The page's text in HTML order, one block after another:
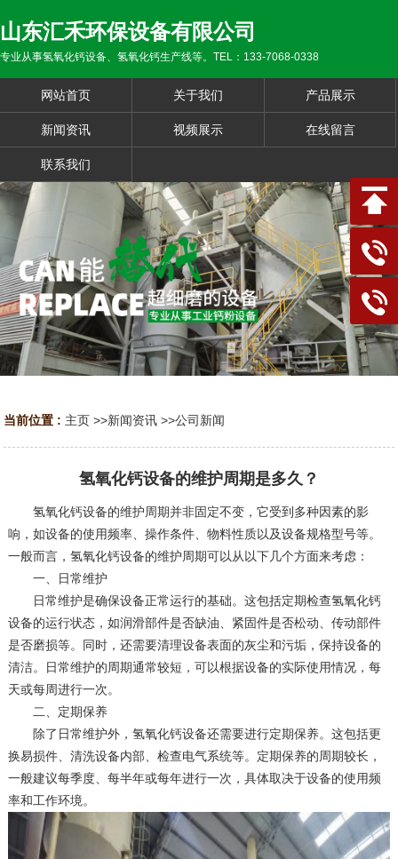
山东汇禾环保设备有限公司
专业从事氢氧化钙设备、氢氧化钙生产线等。TEL：133-7068-0338
网站首页 关于我们 产品展示
新闻资讯 视频展示 在线留言
联系我们
当前位置 : 主页 >>新闻资讯 >>公司新闻
氢氧化钙设备的维护周期是多久？
氢氧化钙设备的维护周期并非固定不变，它受到多种因素的影
响，如设备的使用频率、操作条件、物料性质以及设备规格型号等。
一般而言，氢氧化钙设备的维护周期可以从以下几个方面来考虑：
一、日常维护
日常维护是确保设备正常运行的基础。这包括定期检查氢氧化钙
设备的运行状态，如润滑部件是否缺油、紧固件是否松动、传动部件
是否磨损等。同时，还需要清理设备表面的灰尘和污垢，保持设备的
清洁。日常维护的周期通常较短，可以根据设备的实际使用情况，每
天或每周进行一次。
二、定期保养
除了日常维护外，氢氧化钙设备还需要进行定期保养。这包括更
换易损件、清洗设备内部、检查电气系统等。定期保养的周期较长，
一般建议每季度、每半年或每年进行一次，具体取决于设备的使用频
率和工作环境。